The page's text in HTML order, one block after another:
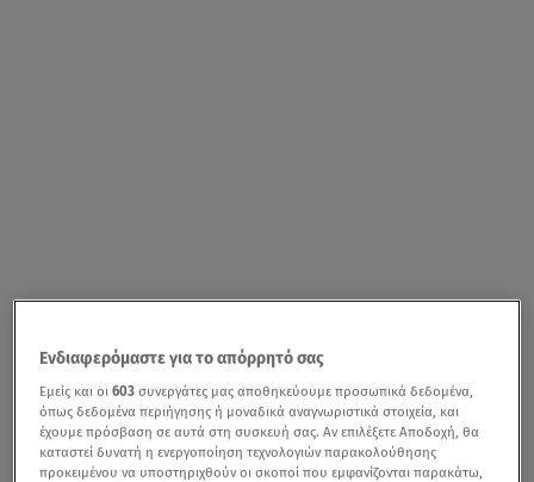
Ενδιαφερόμαστε για το απόρρητό σας
Εμείς και οι603 συνεργάτες μας αποθηκεύουμε προσωπικά δεδομένα,
όπως δεδομένα περιήγησης ή μοναδικά αναγνωριστικά στοιχεία, και
έχουμε πρόσβαση σε αυτά στη συσκευή σας. Αν επιλέξετε Αποδοχή, θα
καταστεί δυνατή η ενεργοποίηση τεχνολογιών παρακολούθησης
προκειμένου να υποστηριχθούν οι σκοποί που εμφανίζονται παρακάτω,